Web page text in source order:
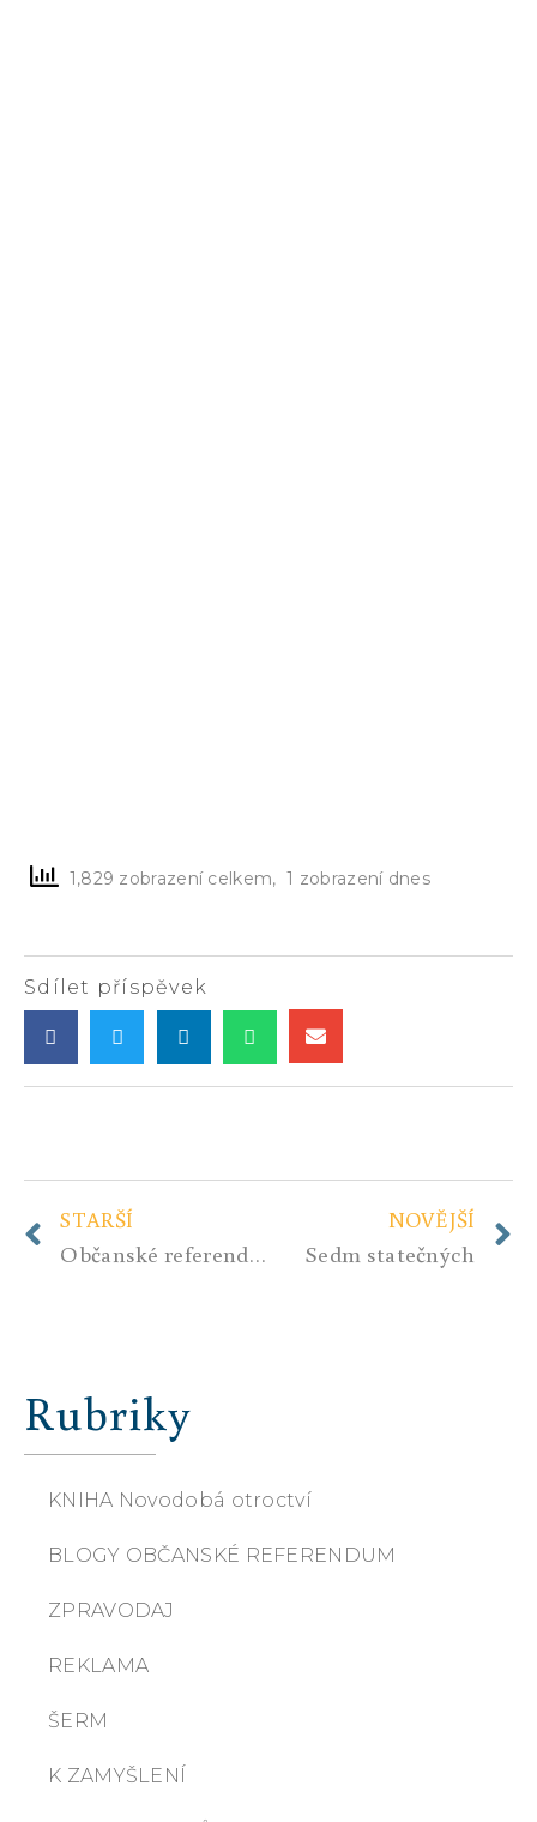
1,829 zobrazení celkem, 1 zobrazení dnes
Sdílet příspěvek
STARŠÍ
Občanské referendum – Úvodní video
NOVĚJŠÍ
Sedm statečných
Rubriky
KNIHA Novodobá otroctví
BLOGY OBČANSKÉ REFERENDUM
ZPRAVODAJ
REKLAMA
ŠERM
K ZAMYŠLENÍ